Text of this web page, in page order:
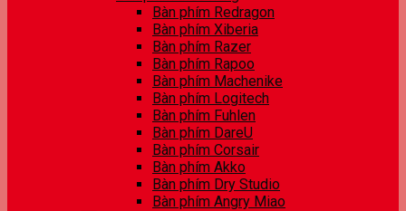
Bàn phím Redragon
Bàn phím Xiberia
Bàn phím Razer
Bàn phím Rapoo
Bàn phím Machenike
Bàn phím Logitech
Bàn phím Fuhlen
Bàn phím DareU
Bàn phím Corsair
Bàn phím Akko
Bàn phím Dry Studio
Bàn phím Angry Miao